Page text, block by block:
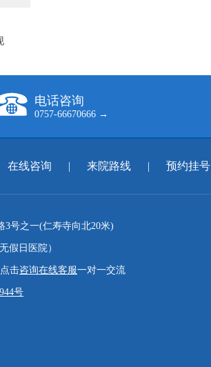
电话咨询
0757-66670666 →
在线咨询 | 来院路线 | 预约挂号
3号之一(仁寿寺向北20米)
假日医院）
击咨询在线客服一对一交流
号